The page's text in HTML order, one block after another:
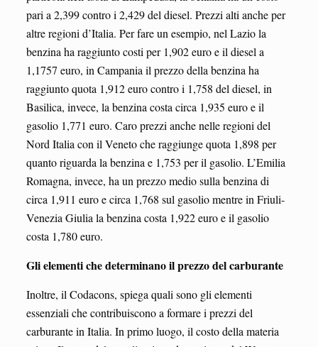
pari a 2,399 contro i 2,429 del diesel. Prezzi alti anche per
altre regioni d’Italia. Per fare un esempio, nel Lazio la
benzina ha raggiunto costi per 1,902 euro e il diesel a
1,1757 euro, in Campania il prezzo della benzina ha
raggiunto quota 1,912 euro contro i 1,758 del diesel, in
Basilica, invece, la benzina costa circa 1,935 euro e il
gasolio 1,771 euro. Caro prezzi anche nelle regioni del
Nord Italia con il Veneto che raggiunge quota 1,898 per
quanto riguarda la benzina e 1,753 per il gasolio. L’Emilia
Romagna, invece, ha un prezzo medio sulla benzina di
circa 1,911 euro e circa 1,768 sul gasolio mentre in Friuli-
Venezia Giulia la benzina costa 1,922 euro e il gasolio
costa 1,780 euro.
Gli elementi che determinano il prezzo del carburante
Inoltre, il Codacons, spiega quali sono gli elementi
essenziali che contribuiscono a formare i prezzi del
carburante in Italia. In primo luogo, il costo della materia